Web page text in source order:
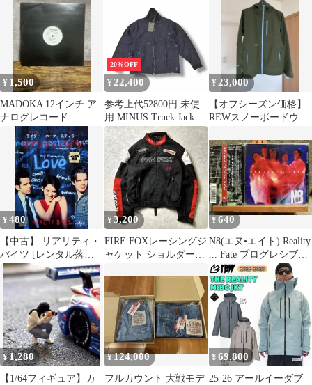
THE GOOD GR /00080
¥ 1,500
MADOKA 12インチ ア
ナログレコード
20%OFF
¥ 22,400
参考上代52800円 未使
用 MINUS Truck Jacket
Boro Crust トラックジ
ャケット ボロ マイナス
M-P1-LO9 インディゴ 1
（11283M）
¥ 23,000
【オフシーズン価格】
REWスノーボードウェ
¥480
【中古】 リアリティ・
バイツ [レンタル落ち]
[DVD]
¥3,200
FIRE FOXレーシングジ
ャケット ショルダーパ
イダー
¥640
N8(エヌ•エイト) Reality
... Fate プログレシブメ
タル国内盤
¥1,280
【1/64フィギュア】カ
¥124,000
フルカウント 大戦モデ
¥ 69,800
25-26 アールイーダブ